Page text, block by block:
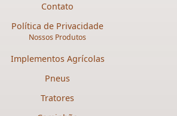
Contato
Política de Privacidade
Nossos Produtos
Implementos Agrícolas
Pneus
Tratores